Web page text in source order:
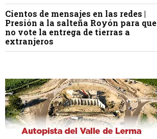
Cientos de mensajes en las redes |
Presión a la salteña Royón para que
no vote la entrega de tierras a
extranjeros